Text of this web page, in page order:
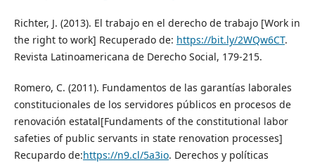
Richter, J. (2013). El trabajo en el derecho de trabajo [Work in
the right to work] Recuperado de: https://bit.ly/2WQw6CT.
Revista Latinoamericana de Derecho Social, 179-215.
Romero, C. (2011). Fundamentos de las garantías laborales
constitucionales de los servidores públicos en procesos de
renovación estatal[Fundaments of the constitutional labor
safeties of public servants in state renovation processes]
Recupardo de:https://n9.cl/5a3io. Derechos y políticas